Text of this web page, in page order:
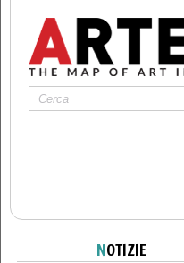
NOTIZIE